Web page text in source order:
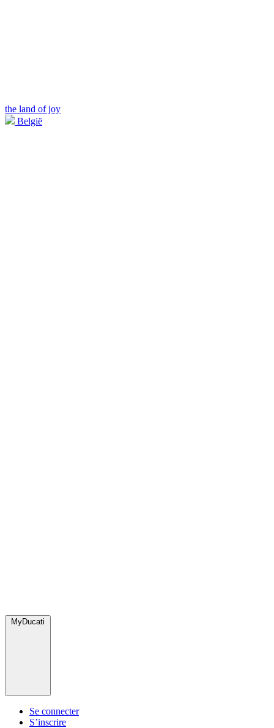
the land of joy
België
MyDucati
Se connecter
S’inscrire